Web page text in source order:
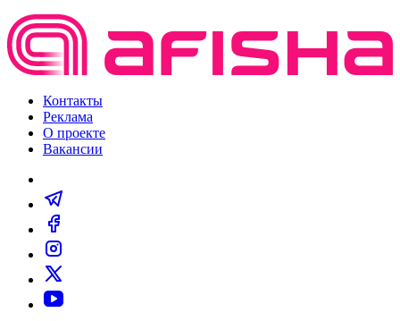
Контакты
Реклама
О проекте
Вакансии